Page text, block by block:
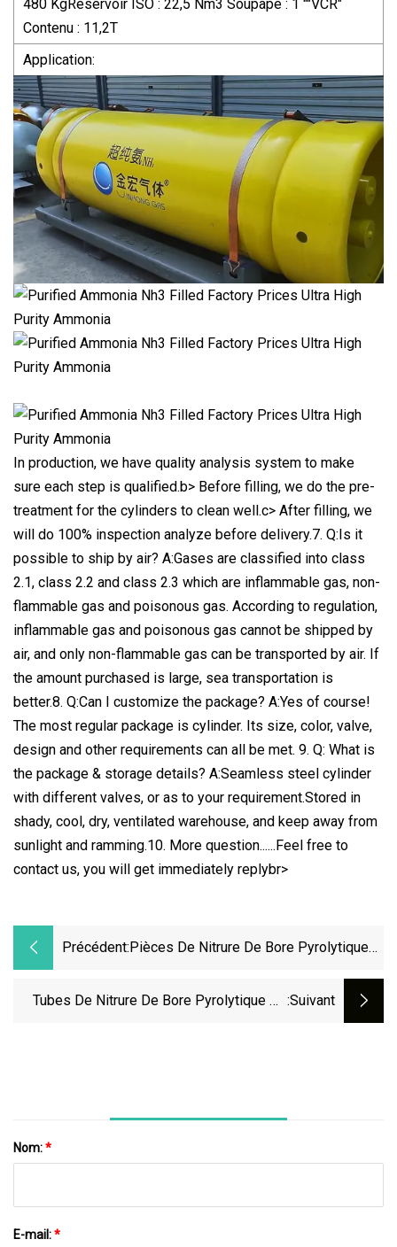
480 KgRéservoir ISO : 22,5 Nm3 Soupape : 1 ""VCR"
Contenu : 11,2T
Application:
In production, we have quality analysis system to make
sure each step is qualified.b> Before filling, we do the pre-
treatment for the cylinders to clean well.c> After filling, we
will do 100% inspection analyze before delivery.7. Q:Is it
possible to ship by air? A:Gases are classified into class
2.1, class 2.2 and class 2.3 which are inflammable gas, non-
flammable gas and poisonous gas. According to regulation,
inflammable gas and poisonous gas cannot be shipped by
air, and only non-flammable gas can be transported by air. If
the amount purchased is large, sea transportation is
better.8. Q:Can I customize the package? A:Yes of course!
The most regular package is cylinder. Its size, color, valve,
design and other requirements can all be met. 9. Q: What is
the package & storage details? A:Seamless steel cylinder
with different valves, or as to your requirement.Stored in
shady, cool, dry, ventilated warehouse, and keep away from
sunlight and ramming.10. More question......Feel free to
contact us, you will get immediately replybr>
Précédent:Pièces De Nitrure De Bore Pyrolytique
Tubes De Nitrure De Bore Pyrolytique De :suivant
Nom:*
E-mail:*